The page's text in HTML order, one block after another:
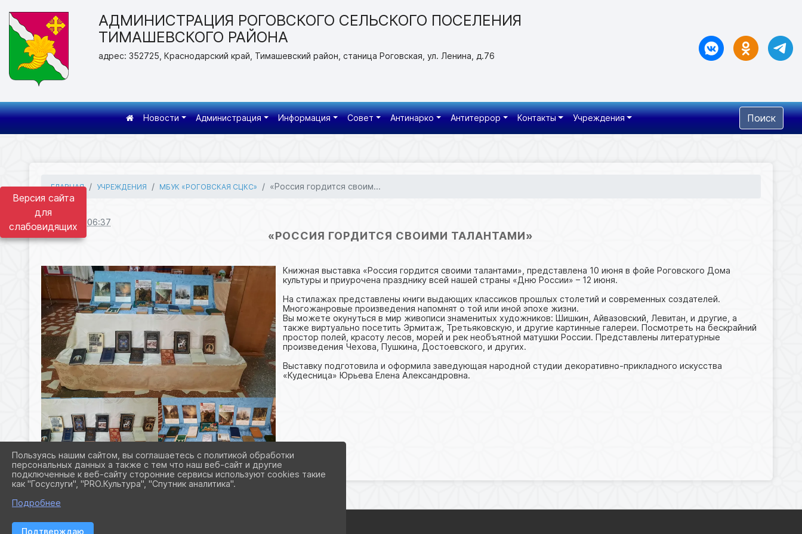
Версия сайта
для
слабовидящих
АДМИНИСТРАЦИЯ РОГОВСКОГО СЕЛЬСКОГО ПОСЕЛЕНИЯ
ТИМАШЕВСКОГО РАЙОНА
адрес: 352725, Краснодарский край, Тимашевский район, станица Роговская, ул. Ленина, д.76
Новости Администрация Информация Совет Антинарко Антитеррор Контакты Учреждения Поиск
ГЛАВНАЯ УЧРЕЖДЕНИЯ МБУК «РОГОВСКАЯ СЦКС» «Россия гордится своим...
11.06.2026 06:37
«РОССИЯ ГОРДИТСЯ СВОИМИ ТАЛАНТАМИ»
Книжная выставка «Россия гордится своими талантами», представлена 10 июня в фойе Роговского Дома
культуры и приурочена празднику всей нашей страны «Дню России» – 12 июня.
На стилажах представлены книги выдающих классиков прошлых столетий и современных создателей.
Многожанровые произведения напомнят о той или иной эпохе жизни.
Вы можете окунуться в мир живописи знаменитых художников: Шишкин, Айвазовский, Левитан, и другие, а
также виртуально посетить Эрмитаж, Третьяковскую, и другие картинные галереи. Посмотреть на бескрайний
простор полей, красоту лесов, морей и рек необъятной матушки России. Представлены литературные
произведения Чехова, Пушкина, Достоевского, и других.
Выставку подготовила и оформила заведующая народной студии декоративно-прикладного искусства
«Кудесница» Юрьева Елена Александровна.
Пользуясь нашим сайтом, вы соглашаетесь с политикой обработки
персональных данных а также с тем что наш веб-сайт и другие
подключенные к веб-сайту сторонние сервисы используют cookies такие
как "Госуслуги", "PRO.Культура", "Спутник аналитика".
Подробнее
Подтверждаю